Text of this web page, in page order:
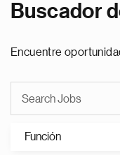
Buscador
Encuentre
Función